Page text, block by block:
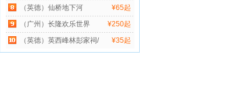
¥65起
（英德）仙桥地下河
¥250起
（广州）长隆欢乐世界
¥35起
（英德）英西峰林彭家祠/